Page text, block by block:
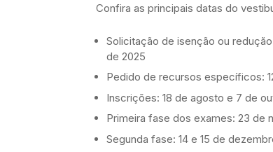
Confira as principais datas do
Solicitação de isenção ou redução
de 2025
Pedido de recursos específicos:
Inscrições: 18 de agosto e 7 de
Primeira fase dos exames: 23 de
Segunda fase: 14 e 15 de